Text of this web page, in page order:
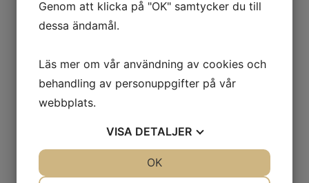
Priser
Dermapen 4 Ansikte 2695:-
Dermapen 4 Ansikte inkl. Uberpeel
3195:-
Dermapen 4 Ansikte+ hals inkl.
Paket Dermapen 4 Ansikte 7995:- (Tre
behandlingar)
Paket Dermapen 4 Ansikte+ hals 10995:-
Genom att klicka på "OK" samtycker du till
dessa ändamål.
Läs mer om vår användning av cookies och
behandling av personuppgifter på vår
webbplats.
VISA DETALJER
OK